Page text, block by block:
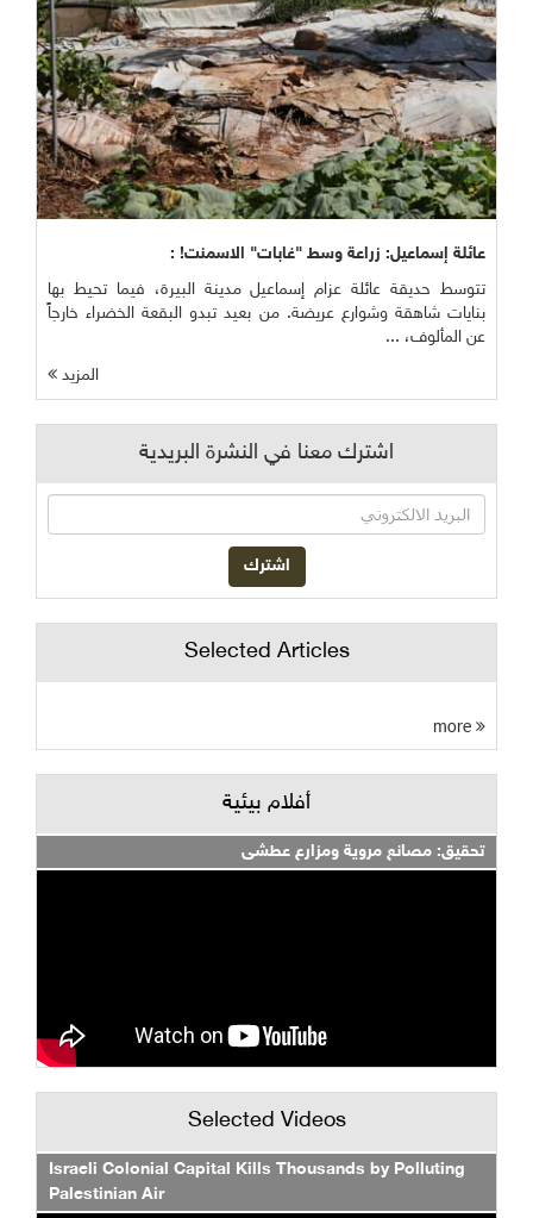
عائلة إسماعيل: زراعة وسط "غابات" الاسمنت! :
تتوسط حديقة عائلة عزام إسماعيل مدينة البيرة، فيما تحيط بها
بنايات شاهقة وشوارع عريضة. من بعيد تبدو البقعة الخضراء خارجاً
عن المألوف، ...
المزيد
اشترك معنا في النشرة البريدية
Selected Articles
أفلام بيئية
تحقيق: مصانع مروية ومزارع عطشى
Selected Videos
Israeli Colonial Capital Kills Thousands by Polluting
Palestinian Air